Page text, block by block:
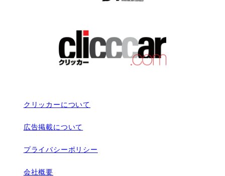
クリッカーについて
広告掲載について
プライバシーポリシー
会社概要